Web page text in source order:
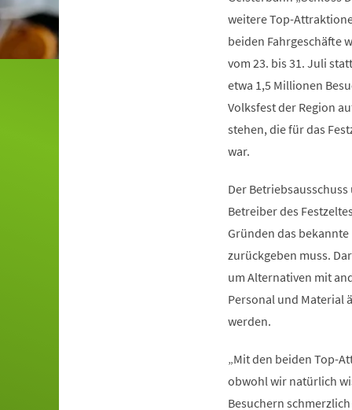
weitere Top-
beiden Fahrgeschäfte
vom 23. bis 31. Juli
etwa 1,5 Millionen
Volksfest der Region
stehen, die für das
war.
Der
Betreiber des
Gründen das
zurückgeben muss.
um Alternativen mit
Personal und Material
werden.
„Mit den beiden Top-
obwohl wir natürlich
Besuchern